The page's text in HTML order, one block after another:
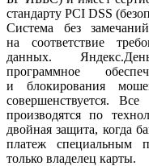
стандарту PCI DSS
Система без
на соответствие
данных.
программное
и блокирования
совершенствуется.
производятся по
двойная защита, когда
платеж специальным
только владелец карты.